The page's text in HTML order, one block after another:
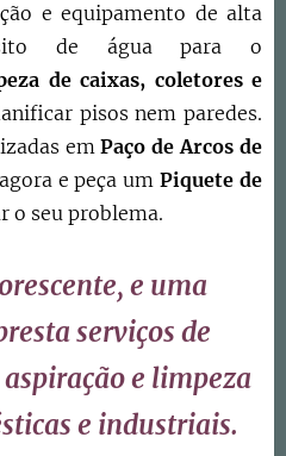
e equipamento de alta
de água para o
de caixas, coletores e
pisos nem paredes.
emPaço de Arcos de
e peça umPiquete de
o seu problema.
e uma
serviços de
e limpeza
e industriais.